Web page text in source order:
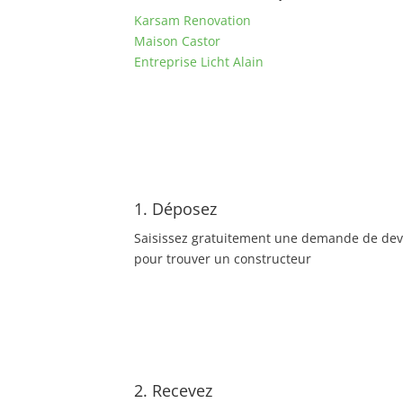
Karsam Renovation
Maison Castor
Entreprise Licht Alain
1. Déposez
Saisissez gratuitement une demande de
pour trouver un constructeur
2. Recevez